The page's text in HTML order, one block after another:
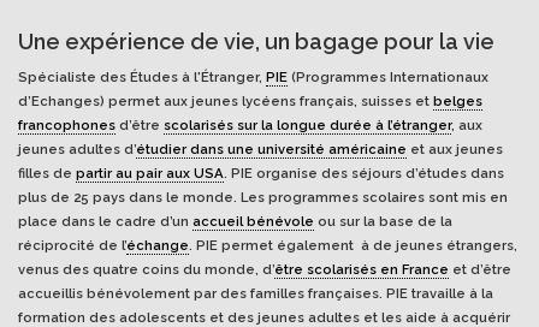
Une expérience de vie, un bagage pour la vie
Spécialiste des Études à l'Étranger, PIE (Programmes Internationaux
d’Echanges) permet aux jeunes lycéens français, suisses et belges
francophones d’être scolarisés sur la longue durée à l’étranger, aux
jeunes adultes d’étudier dans une université américaine et aux jeunes
filles de partir au pair aux USA. PIE organise des séjours d’études dans
plus de 25 pays dans le monde. Les programmes scolaires sont mis en
place dans le cadre d’un accueil bénévole ou sur la base de la
réciprocité de l’échange. PIE permet également à de jeunes étrangers,
venus des quatre coins du monde, d’être scolarisés en France et d’être
accueillis bénévolement par des familles françaises. PIE travaille à la
formation des adolescents et des jeunes adultes et les aide à acquérir